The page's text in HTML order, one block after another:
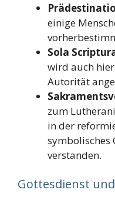
einige
Sola
wird auch
Autorität
zum
in der
symbolisches
verstanden.
Gottesdienst